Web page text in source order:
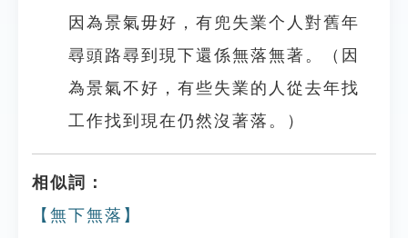
因為景氣毋好，有兜失業个人對舊年
尋頭路尋到現下還係無落無著。（因
為景氣不好，有些失業的人從去年找
工作找到現在仍然沒著落。）
相似詞：
【無下無落】